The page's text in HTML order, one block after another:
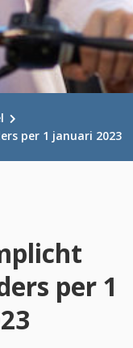
per 1 januari 2023
per 1